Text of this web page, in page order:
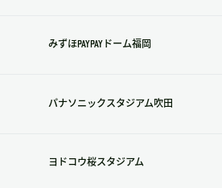
みずほPayPayドーム福岡
パナソニックスタジアム吹田
ヨドコウ桜スタジアム